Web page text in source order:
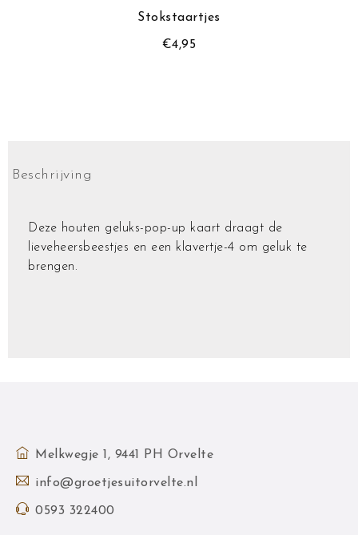
Stokstaartjes
€4,95
Beschrijving
Deze houten geluks-pop-up kaart draagt ​​de
lieveheersbeestjes en een klavertje-4 om geluk te
brengen.
Melkwegje 1, 9441 PH Orvelte
info@groetjesuitorvelte.nl
0593 322400